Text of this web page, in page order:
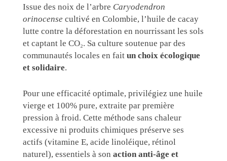
Issue des noix de l’arbre Caryodendron
orinocense cultivé en Colombie, l’huile de cacay
lutte contre la déforestation en nourrissant les sols
et captant le CO₂. Sa culture soutenue par des
communautés locales en fait un choix écologique
et solidaire.
Pour une efficacité optimale, privilégiez une huile
vierge et 100% pure, extraite par première
pression à froid. Cette méthode sans chaleur
excessive ni produits chimiques préserve ses
actifs (vitamine E, acide linoléique, rétinol
naturel), essentiels à son action anti-âge et